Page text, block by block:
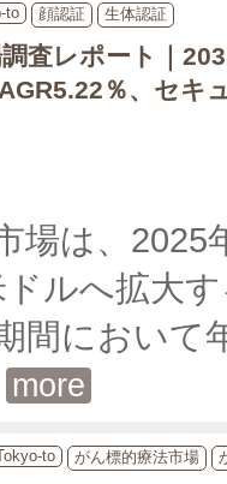
to 顔認証 生体認証
査レポート｜
％、セキ
場は、2025
ルへ拡大
間において
more
to がん標的療法市場